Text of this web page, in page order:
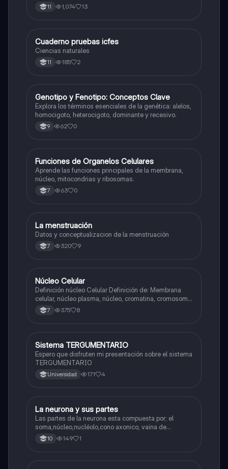
11 1,074 13
Biologia
Cuaderno pruebas icfes
Ciencias naturales
11 185 2
GBiologia
Genotipo y Fenotipo: Conceptos Clave
Explora los términos esenciales de la genética: alelos,
homocigoto, heterocigoto, dominante y recesivo.
9 62 0
FBiologia
Funciones de Organelos Celulares
Aprende las funciones principales de la membrana,
núcleo, mitocondrias y ribosomas.
7 63 0
Biologia
La menstruación
Datos y conceptualizacion de la menstruación
7 320 9
Biologia
Núcleo Celular
Definición núcleo Celular Definición de: Membrana
celular, núcleo plasma, núcleo, cromatina, cromosoma
Interfase Fases de la interfase
7 375 8
Biologia
Sistema TERGUMENTARIO
Espero que disfruten mi presentación sobre el sistema
TERGUMENTARIO
Universidad 171 4
Biologia
La neurona y sus partes
Las partes de la neurona esta compuesta por; el
soma,núcleo,nucléolo,cono axonico, vaina de
mielina,celula schwan,núcleo de schwann,nódulo de
Ranvier,terminal axonico Arborizacion terminal, botón
10 149 1